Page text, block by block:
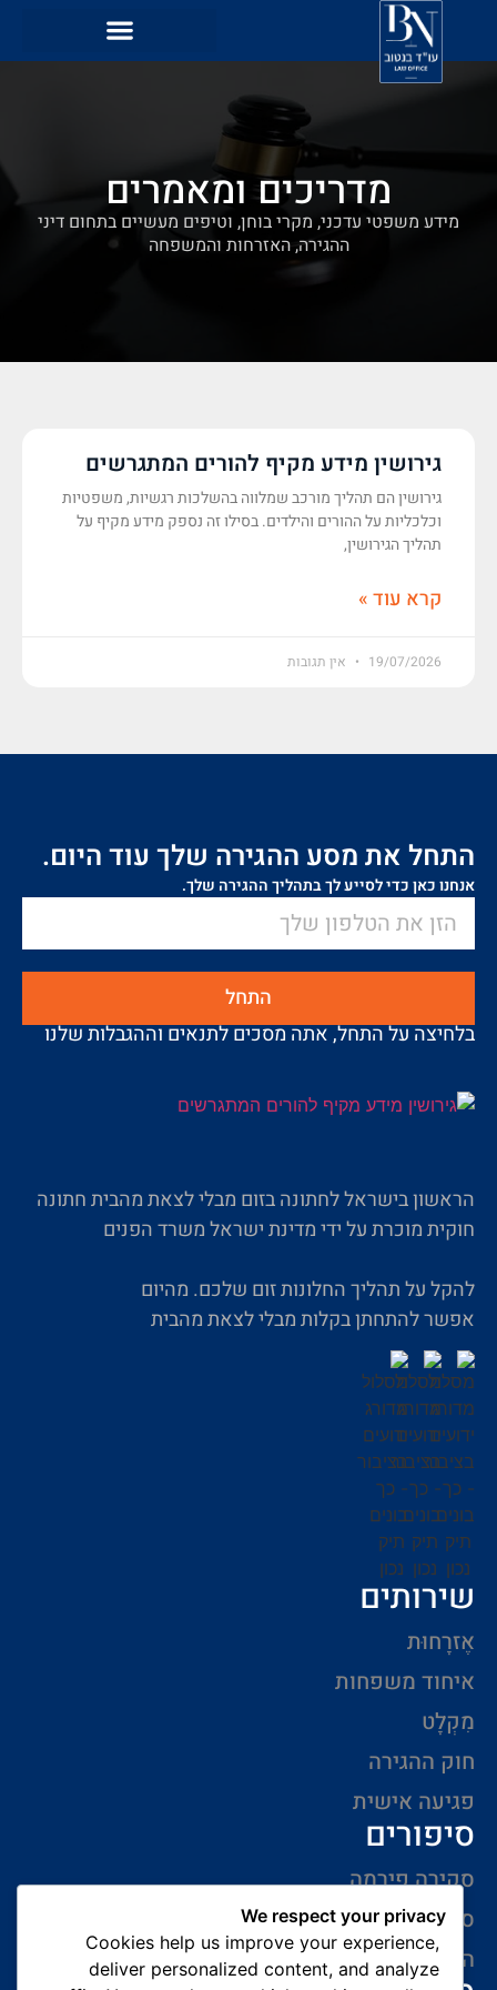
מדריכים ומאמרים
מידע משפטי עדכני, מקרי בוחן, וטיפים מעשיים בתחום דיני
ההגירה, האזרחות והמשפחה
גירושין מידע מקיף להורים המתגרשים
גירושין הם תהליך מורכב שמלווה בהשלכות רגשיות, משפטיות
וכלכליות על ההורים והילדים. בסילו זה נספק מידע מקיף על
תהליך הגירושין,
קרא עוד »
19/07/2026 אין תגובות
התחל את מסע ההגירה שלך עוד היום.
אנחנו כאן כדי לסייע לך בתהליך ההגירה שלך.
התחל
בלחיצה על התחל, אתה מסכים לתנאים וההגבלות שלנו
הראשון בישראל לחתונה בזום מבלי לצאת מהבית חתונה
חוקית מוכרת על ידי מדינת ישראל משרד הפנים
להקל על תהליך החלונות זום שלכם. מהיום
אפשר להתחתן בקלות מבלי לצאת מהבית
שירותים
אֶזרָחוּת
איחוד משפחות
מִקְלָט
חוק ההגירה
פגיעה אישית
סיפורים
סקירה פירמה
סיפורי הצלחה
המלצות של לקוחות
We respect your privacy
Cookies help us improve your experience,
deliver personalized content, and analyze